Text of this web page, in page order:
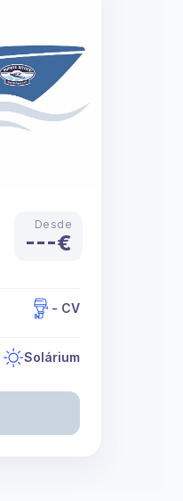
Desde
---€
- CV
Solárium